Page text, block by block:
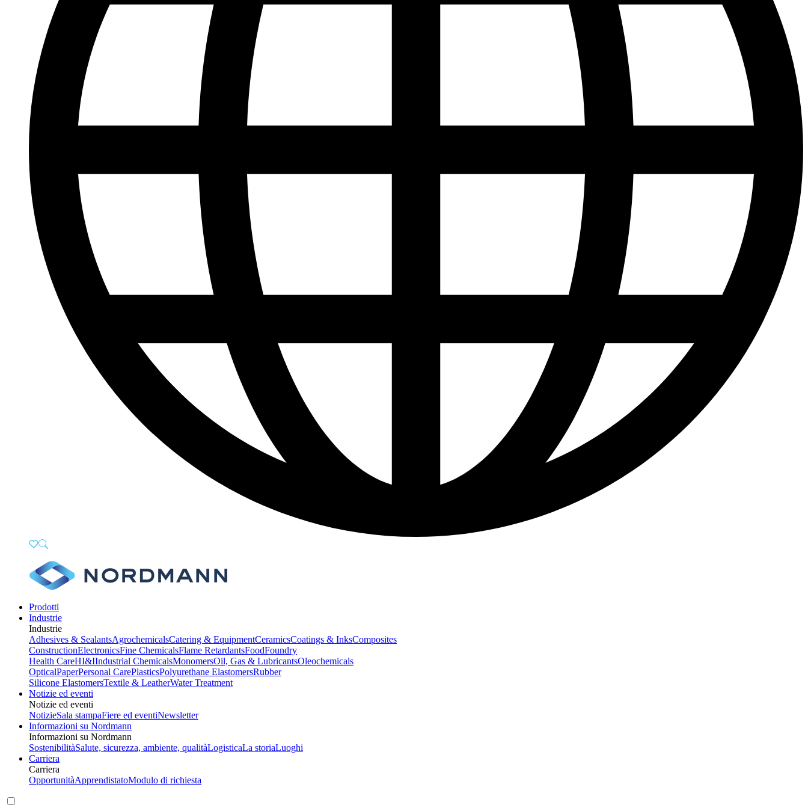
Prodotti
Industrie
Industrie
Adhesives & SealantsAgrochemicalsCatering & EquipmentCeramicsCoatings & InksComposites
ConstructionElectronicsFine ChemicalsFlame RetardantsFoodFoundry
Health CareHI&IIndustrial ChemicalsMonomersOil, Gas & LubricantsOleochemicals
OpticalPaperPersonal CarePlasticsPolyurethane ElastomersRubber
Silicone ElastomersTextile & LeatherWater Treatment
Notizie ed eventi
Notizie ed eventi
NotizieSala stampaFiere ed eventiNewsletter
Informazioni su Nordmann
Informazioni su Nordmann
SostenibilitàSalute, sicurezza, ambiente, qualitàLogisticaLa storiaLuoghi
Carriera
Carriera
OpportunitàApprendistatoModulo di richiesta